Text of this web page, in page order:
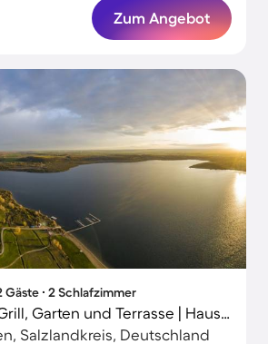
Zum Angebot
Gäste ∙ 2 Schlafzimmer
Wohnung mit Grill, Garten und Terrasse | Haustiere sind willkommen
Salzlandkreis, Deutschland